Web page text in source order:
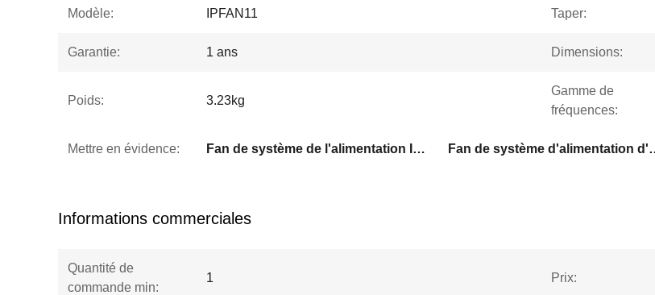
Modèle: IPFAN11 Taper:
Garantie: 1 ans Dimensions:
Poids: 3.23kg
Gamme de
fréquences:
Mettre en évidence: Fan de système de l'alimentation IPFAN11 Fan de
Informations commerciales
Quantité de
commande min:
1 Prix: